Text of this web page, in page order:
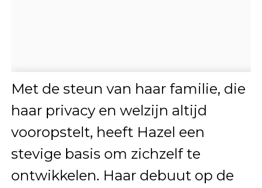
Met de steun van haar familie, die
haar privacy en welzijn altijd
vooropstelt, heeft Hazel een
stevige basis om zichzelf te
ontwikkelen. Haar debuut op de